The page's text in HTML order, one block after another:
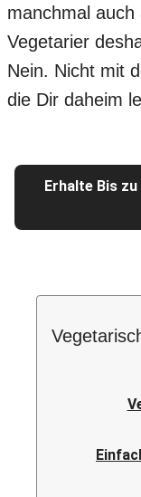
manchmal
Vegetarier
Nein. Nicht mit
die Dir daheim
Erhalte Bis